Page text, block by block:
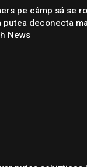
pe câmp să se
putea deconecta
News